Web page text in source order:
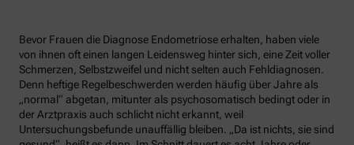
Bevor Frauen die Diagnose Endometriose erhalten, haben viele
von ihnen oft einen langen Leidensweg hinter sich, eine Zeit voller
Schmerzen, Selbstzweifel und nicht selten auch Fehldiagnosen.
Denn heftige Regelbeschwerden werden häufig über Jahre als
„normal“ abgetan, mitunter als psychosomatisch bedingt oder in
der Arztpraxis auch schlicht nicht erkannt, weil
Untersuchungsbefunde unauffällig bleiben. „Da ist nichts, sie sind